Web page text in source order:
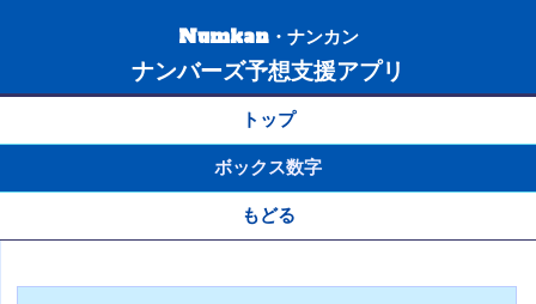
Numkan・ナンカン
ナンバーズ予想支援アプリ
トップ
ボックス数字
もどる